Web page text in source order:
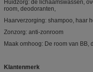
Huidzorg: de lichaamswassen,
room, deodoranten,
Haarverzorging: shampoo, haar
Zonzorg: anti-zonroom
Maak omhoog: De room van BB,
Klantenmerk